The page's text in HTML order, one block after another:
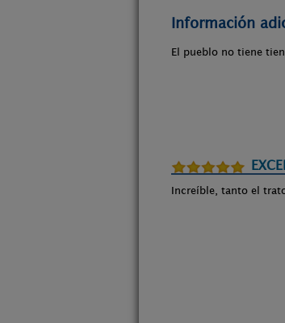
Información
El pueblo no tiene
Increíble, tanto el